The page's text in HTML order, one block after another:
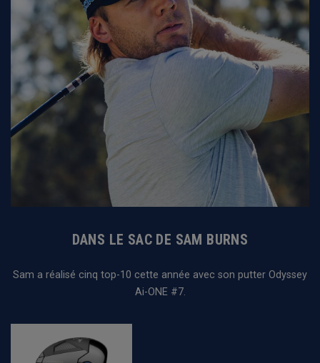
DANS LE SAC DE SAM BURNS
Sam a réalisé cinq top-10 cette année avec son putter Odyssey
Ai-ONE #7.